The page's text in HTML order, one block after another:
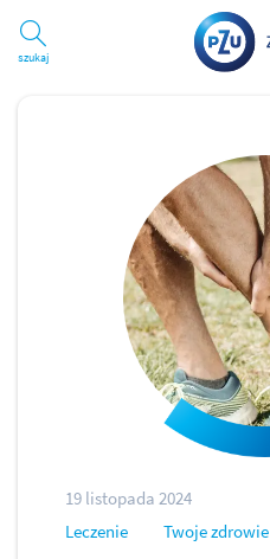
Szukaj
19 listopada 2024
Leczenie
Twoje zdrowie